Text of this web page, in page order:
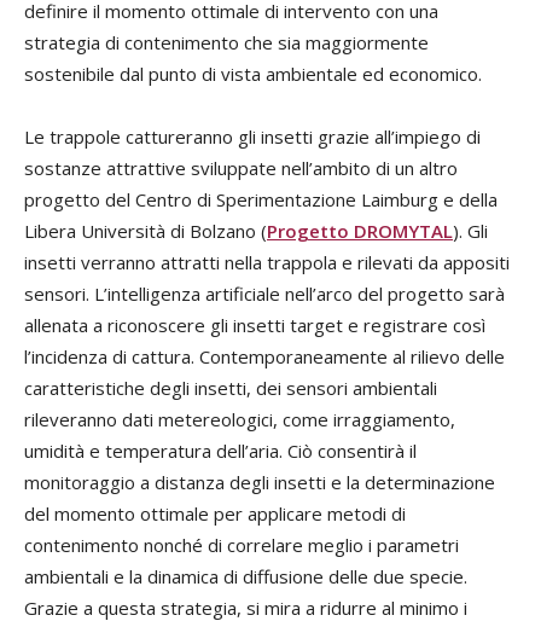
definire il momento ottimale di intervento con una
strategia di contenimento che sia maggiormente
sostenibile dal punto di vista ambientale ed economico.
Le trappole cattureranno gli insetti grazie all’impiego di
sostanze attrattive sviluppate nell’ambito di un altro
progetto del Centro di Sperimentazione Laimburg e della
Libera Università di Bolzano (Progetto DROMYTAL). Gli
insetti verranno attratti nella trappola e rilevati da appositi
sensori. L’intelligenza artificiale nell’arco del progetto sarà
allenata a riconoscere gli insetti target e registrare così
l’incidenza di cattura. Contemporaneamente al rilievo delle
caratteristiche degli insetti, dei sensori ambientali
rileveranno dati metereologici, come irraggiamento,
umidità e temperatura dell’aria. Ciò consentirà il
monitoraggio a distanza degli insetti e la determinazione
del momento ottimale per applicare metodi di
contenimento nonché di correlare meglio i parametri
ambientali e la dinamica di diffusione delle due specie.
Grazie a questa strategia, si mira a ridurre al minimo i